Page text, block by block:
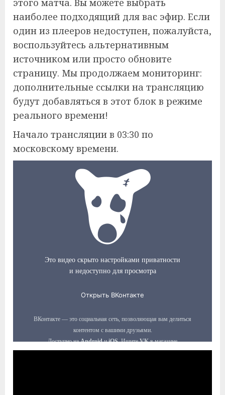
этого матча. Вы можете выбрать
наиболее подходящий для вас эфир. Если
один из плееров недоступен, пожалуйста,
воспользуйтесь альтернативным
источником или просто обновите
страницу. Мы продолжаем мониторинг:
дополнительные ссылки на трансляцию
будут добавляться в этот блок в режиме
реального времени!
Начало трансляции в 03:30 по
московскому времени.